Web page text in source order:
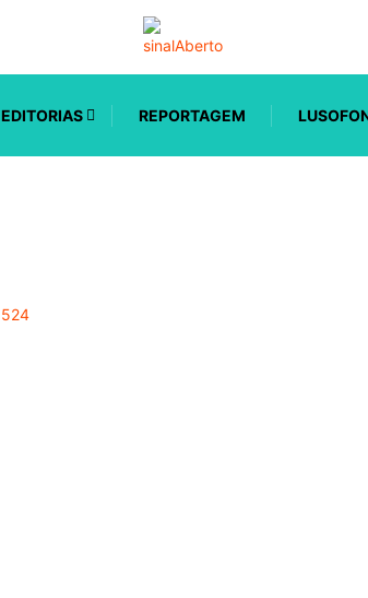
EDITORIAS REPORTAGEM
524